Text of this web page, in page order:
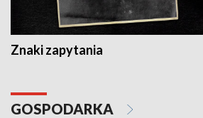
Znaki zapytania
GOSPODARKA